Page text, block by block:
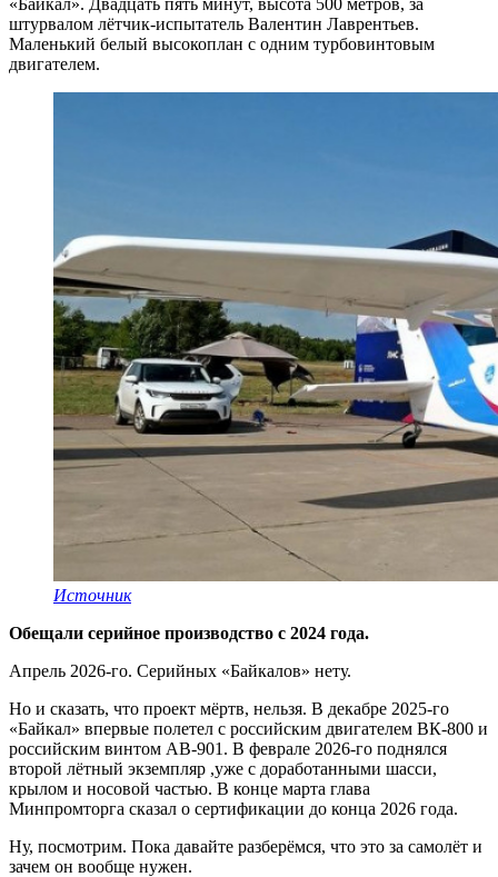
штурвалом лётчик-испытатель Валентин Лаврентьев.
Маленький белый высокоплан с одним турбовинтовым
двигателем.
Источник
Обещали серийное производство с 2024 года.
Апрель 2026-го. Серийных «Байкалов» нету.
Но и сказать, что проект мёртв, нельзя. В декабре 2025-го
«Байкал» впервые полетел с российским двигателем ВК-800 и
российским винтом АВ-901. В феврале 2026-го поднялся
второй лётный экземпляр ,уже с доработанными шасси,
крылом и носовой частью. В конце марта глава
Минпромторга сказал о сертификации до конца 2026 года.
Ну, посмотрим. Пока давайте разберёмся, что это за самолёт и
зачем он вообще нужен.